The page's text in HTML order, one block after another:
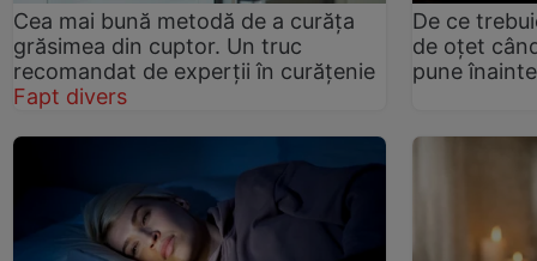
Cea mai bună metodă de a curăța
grăsimea din cuptor. Un truc
recomandat de experții în curățenie
Fapt divers
De ce
de oțet
pune